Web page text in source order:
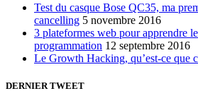
Test du casque Bose QC35, ma
cancelling 5 novembre 2016
3 plateformes web pour apprendre
programmation 12 septembre 2016
Le Growth Hacking, qu’est-ce que
DERNIER TWEET